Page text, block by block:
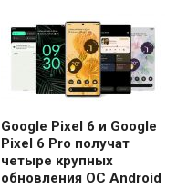
Google Pixel 6 и Google
Pixel 6 Pro получат
четыре крупных
обновления ОС Android